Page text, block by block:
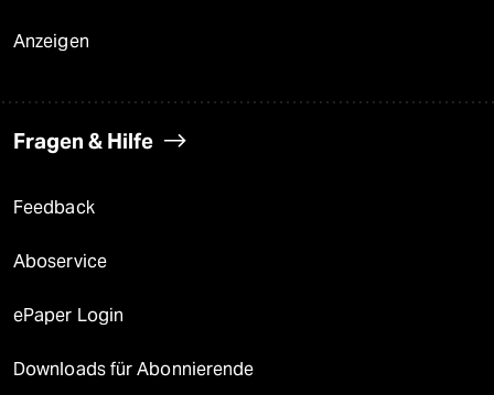
Anzeigen
Fragen & Hilfe
Feedback
Aboservice
ePaper Login
Downloads für Abonnierende